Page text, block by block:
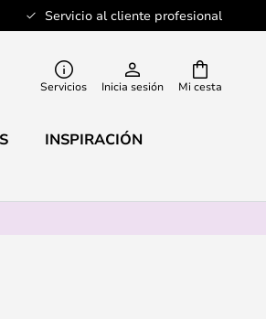
Servicio al cliente profesional
Mi cesta
Servicios Inicia sesión
INSPIRACIÓN